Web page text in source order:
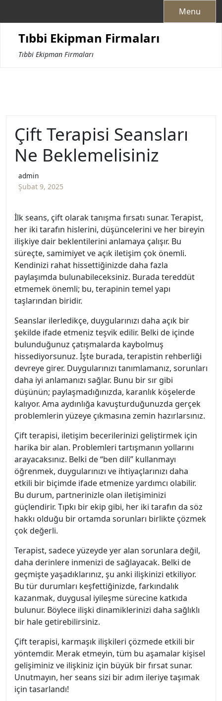
Menu
Tıbbi Ekipman Firmaları
Tıbbi Ekipman Firmaları
Çift Terapisi Seansları
Ne Beklemelisiniz
admin
Şubat 9, 2025
İlk seans, çift olarak tanışma fırsatı sunar. Terapist,
her iki tarafın hislerini, düşüncelerini ve her bireyin
ilişkiye dair beklentilerini anlamaya çalışır. Bu
süreçte, samimiyet ve açık iletişim çok önemli.
Kendinizi rahat hissettiğinizde daha fazla
paylaşımda bulunabileceksiniz. Burada tereddüt
etmemek önemli; bu, terapinin temel yapı
taşlarından biridir.
Seanslar ilerledikçe, duygularınızı daha açık bir
şekilde ifade etmeniz teşvik edilir. Belki de içinde
bulunduğunuz çatışmalarda kaybolmuş
hissediyorsunuz. İşte burada, terapistin rehberliği
devreye girer. Duygularınızı tanımlamanız, sorunları
daha iyi anlamanızı sağlar. Bunu bir sır gibi
düşünün; paylaşmadığınızda, karanlık köşelerde
kalıyor. Ama aydınlığa kavuşturduğunuzda gerçek
problemlerin yüzeye çıkmasına zemin hazırlarsınız.
Çift terapisi, iletişim becerilerinizi geliştirmek için
harika bir alan. Problemleri tartışmanın yollarını
arayacaksınız. Belki de “ben dili” kullanmayı
öğrenmek, duygularınızı ve ihtiyaçlarınızı daha
etkili bir biçimde ifade etmenize yardımcı olabilir.
Bu durum, partnerinizle olan iletişiminizi
güçlendirir. Tıpkı bir ekip gibi, her iki tarafın da söz
hakkı olduğu bir ortamda sorunları birlikte çözmek
çok değerli.
Terapist, sadece yüzeyde yer alan sorunlara değil,
daha derinlere inmenizi de sağlayacak. Belki de
geçmişte yaşadıklarınız, şu anki ilişkinizi etkiliyor.
Bu tür durumları keşfettiğinizde, farkındalık
kazanmak, duygusal iyileşme sürecine katkıda
bulunur. Böylece ilişki dinamiklerinizi daha sağlıklı
bir hale getirebilirsiniz.
Çift terapisi, karmaşık ilişkileri çözmede etkili bir
yöntemdir. Merak etmeyin, tüm bu aşamalar kişisel
gelişiminiz ve ilişkiniz için büyük bir fırsat sunar.
Unutmayın, her seans sizi bir adım ileriye taşımak
için tasarlandı!